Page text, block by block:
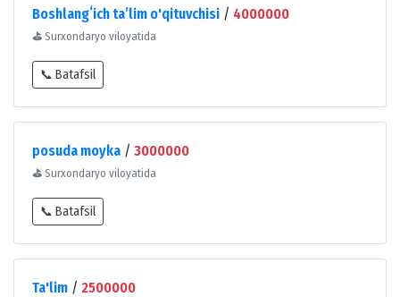
Boshlangʻich taʼlim o'qituvchisi / 4000000
⛳ Surxondaryo viloyatida
📞 Batafsil
posuda moyka / 3000000
⛳ Surxondaryo viloyatida
📞 Batafsil
Ta'lim / 2500000